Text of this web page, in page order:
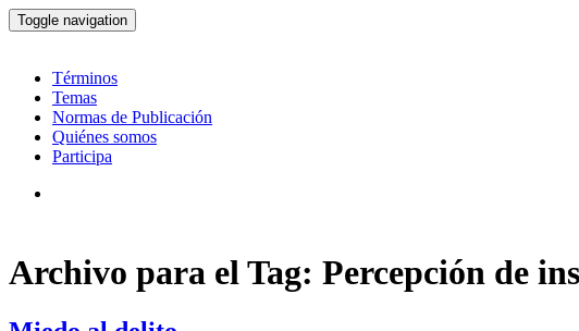
Toggle navigation
Términos
Temas
Normas de Publicación
Quiénes somos
Participa
Archivo para el Tag: Percepción de